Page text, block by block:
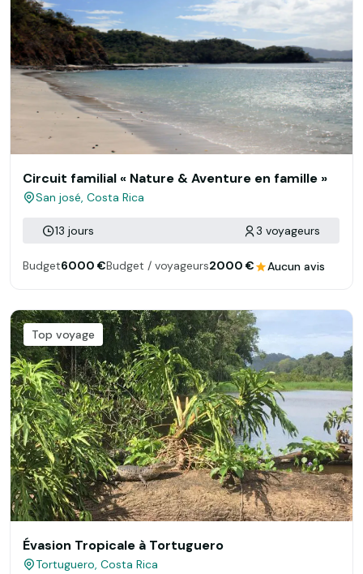
Circuit familial « Nature & Aventure en famille »
San josé, Costa Rica
13 jours 3 voyageurs
Budget6000 €Budget / voyageurs2000 € Aucun avis
Top voyage
Évasion Tropicale à Tortuguero
Tortuguero, Costa Rica